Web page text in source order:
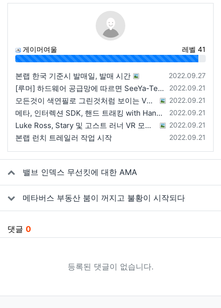
게이머여울 레벨 41
96%
등록일
2022.09.27
본랩 한국 기준시 발매일, 발매 시간
등록일
2022.09.21
[루머] 하드웨어 공급망에 따르면 SeeYa-Tech가 Apple에 여러 번 uOLED 샘플을 보냄
등록일
2022.09.21
모든것이 색연필로 그린것처럼 보이는 VRChat 월드
등록일
2022.09.21
메타, 인터렉션 SDK, 핸드 트래킹 with Hands 2.1에 대한 강연 예정
등록일
2022.09.21
Luke Ross, Stary 및 고스트 러너 VR 모드 공개
등록일
2022.09.21
본랩 런치 트레일러 작업 시작
관련자료
밸브 인덱스 무선킷에 대한 AMA
메타버스 부동산 붐이 꺼지고 불황이 시작되다
댓글 0
등록된 댓글이 없습니다.